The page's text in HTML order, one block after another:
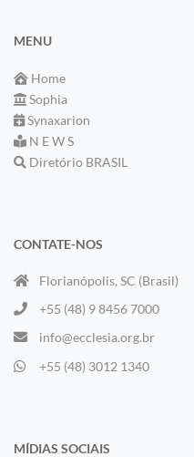
MENU
Home
Sophia
Synaxarion
N E W S
Diretório BRASIL
CONTATE-NOS
Florianópolis, SC (Brasil)
+55 (48) 9 8456 7000
info@ecclesia.org.br
+55 (48) 3012 1340
MÍDIAS SOCIAIS